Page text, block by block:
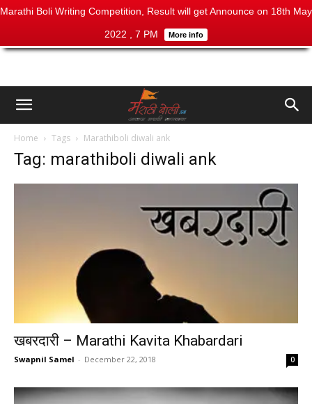
Marathi Boli Writing Competition, Result will get Announce on 18th May
2022 , 7 PM More info
Home Tags Marathiboli diwali ank
Tag: marathiboli diwali ank
खबरदारी – Marathi Kavita Khabardari
Swapnil Samel - December 22, 2018 0